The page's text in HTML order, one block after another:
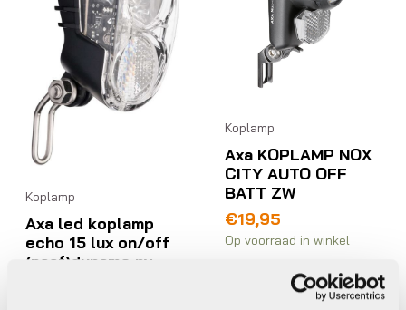
Koplamp
Axa led koplamp
echo 15 lux on/off
(naaf)dynamo nv
Koplamp
Axa KOPLAMP NOX
CITY AUTO OFF
BATT ZW
€19,95
Op voorraad in winkel